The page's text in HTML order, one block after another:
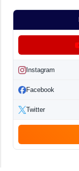
Instagram
Facebook
Twitter